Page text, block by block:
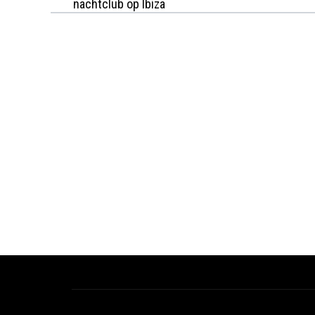
nachtclub op Ibiza